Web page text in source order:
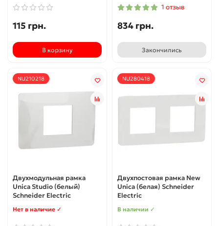
115 грн.
В корзину
1 отзыв
834 грн.
Закончились
NU210218
Двухмодульная рамка
Unica Studio (белый)
Schneider Electric
Нет в наличие ✓
NU280418
Двухпостовая рамка New
Unica (белая) Schneider
Electric
В наличии ✓